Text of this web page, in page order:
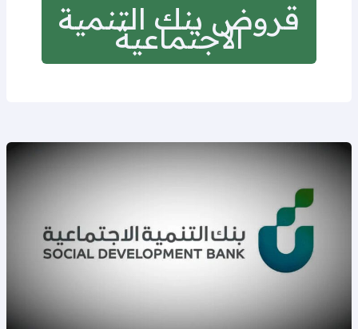
قروض بنك التنمية
الاجتماعية
تسديد
التنمية
الاجتماعية